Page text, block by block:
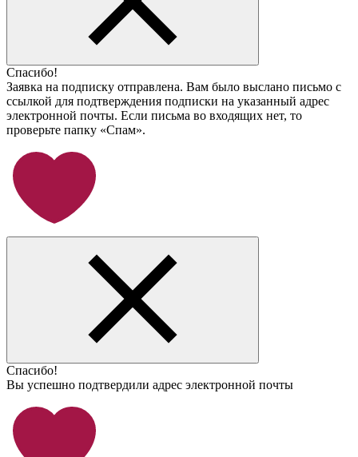
Спасибо!
Заявка на подписку отправлена. Вам было выслано письмо с
ссылкой для подтверждения подписки на указанный адрес
электронной почты. Если письма во входящих нет, то
проверьте папку «Спам».
Спасибо!
Вы успешно подтвердили адрес электронной почты